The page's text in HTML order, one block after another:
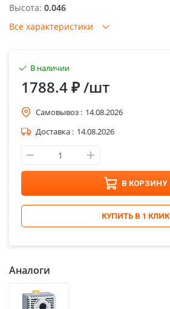
Высота: 0.046
Все характеристики
В наличии
1788.4 ₽/шт
Самовывоз : 14.08.2026
Доставка : 14.08.2026
В КОРЗИНУ
КУПИТЬ В 1 КЛИК
Аналоги